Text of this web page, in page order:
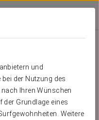
und
der Nutzung des
Ihren Wünschen
der Grundlage eines
Weitere